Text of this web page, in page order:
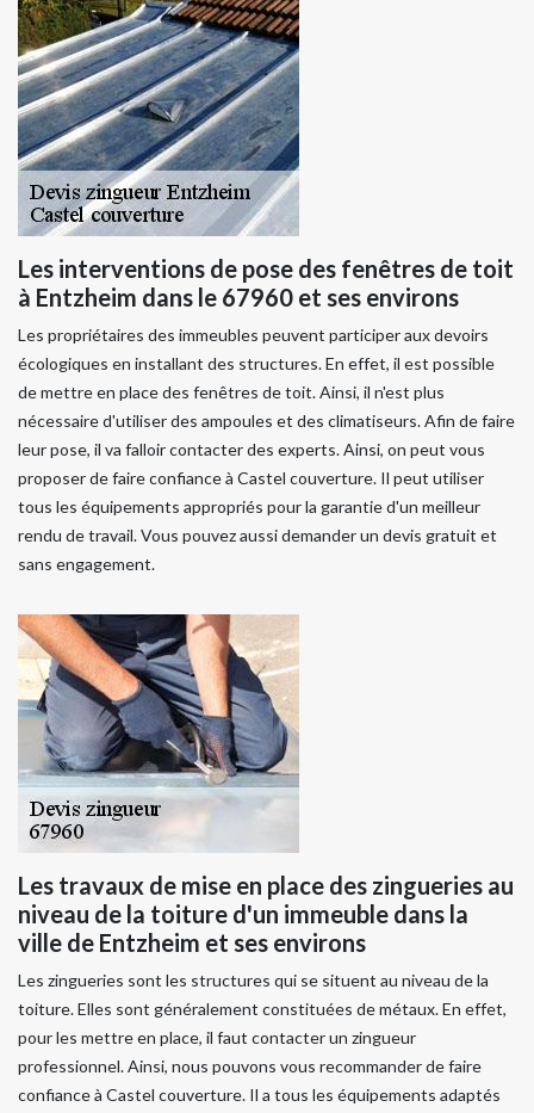
Les interventions de pose des fenêtres de toit
à Entzheim dans le 67960 et ses environs
Les propriétaires des immeubles peuvent participer aux devoirs
écologiques en installant des structures. En effet, il est possible
de mettre en place des fenêtres de toit. Ainsi, il n'est plus
nécessaire d'utiliser des ampoules et des climatiseurs. Afin de faire
leur pose, il va falloir contacter des experts. Ainsi, on peut vous
proposer de faire confiance à Castel couverture. Il peut utiliser
tous les équipements appropriés pour la garantie d'un meilleur
rendu de travail. Vous pouvez aussi demander un devis gratuit et
sans engagement.
Les travaux de mise en place des zingueries au
niveau de la toiture d'un immeuble dans la
ville de Entzheim et ses environs
Les zingueries sont les structures qui se situent au niveau de la
toiture. Elles sont généralement constituées de métaux. En effet,
pour les mettre en place, il faut contacter un zingueur
professionnel. Ainsi, nous pouvons vous recommander de faire
confiance à Castel couverture. Il a tous les équipements adaptés